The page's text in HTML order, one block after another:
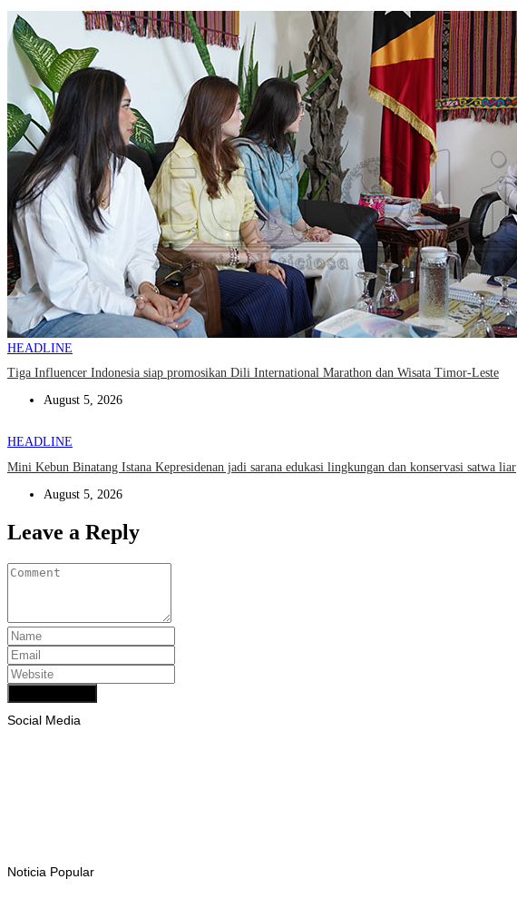
HEADLINE
Tiga Influencer Indonesia siap promosikan Dili International Marathon dan Wisata Timor-Leste
August 5, 2026
HEADLINE
Mini Kebun Binatang Istana Kepresidenan jadi sarana edukasi lingkungan dan konservasi satwa liar
August 5, 2026
Leave a Reply
Social Media
Noticia Popular